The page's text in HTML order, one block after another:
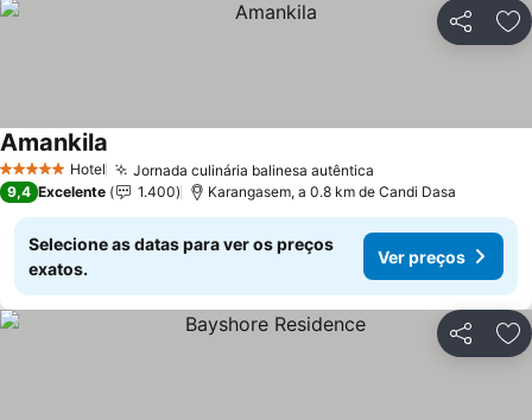
Partilhar
5 Estrelas Hotel Jornada culinária balinesa autêntica
Amankila
9,4 Excelente 1.400 Karangasem, a 0.8 km de Candi Dasa
Selecione as datas para ver os preços
exatos.
Ver preços
Partilhar